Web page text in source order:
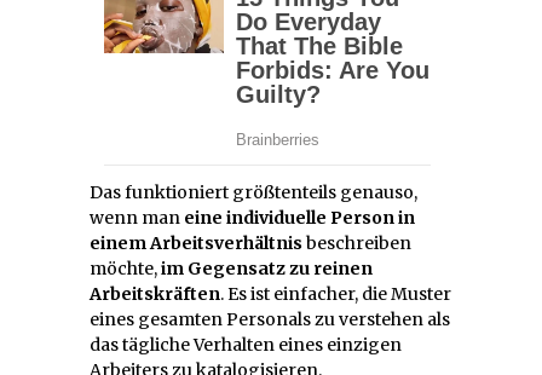
Das funktioniert größtenteils genauso,
wenn man eine individuelle Person in
einem Arbeitsverhältnis beschreiben
möchte,im Gegensatz zu reinen
Arbeitskräften. Es ist einfacher, die Muster
eines gesamten Personals zu verstehen als
das tägliche Verhalten eines einzigen
Arbeiters zu katalogisieren.